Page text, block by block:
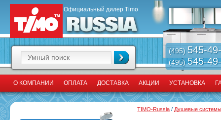
Официальный дилер Timo
(495) 545-
(495)545-
О КОМПАНИИ ОПЛАТА ДОСТАВКА АКЦИИ УСТАНОВКА
TIMO-Russia / Душевые